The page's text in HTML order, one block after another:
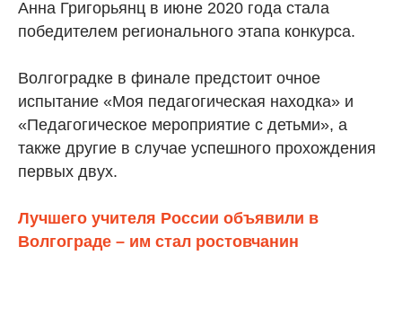
Анна Григорьянц в июне 2020 года стала
победителем регионального этапа конкурса.
Волгоградке в финале предстоит очное
испытание «Моя педагогическая находка» и
«Педагогическое мероприятие с детьми», а
также другие в случае успешного прохождения
первых двух.
Лучшего учителя России объявили в
Волгограде – им стал ростовчанин